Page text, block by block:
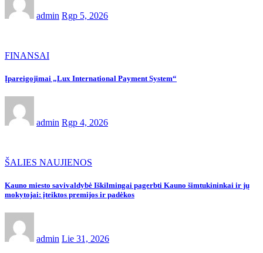
admin Rgp 5, 2026
FINANSAI
Įpareigojimai „Lux International Payment System“
admin Rgp 4, 2026
ŠALIES NAUJIENOS
Kauno miesto savivaldybė Iškilmingai pagerbti Kauno šimtukininkai ir jų
mokytojai: įteiktos premijos ir padėkos
admin Lie 31, 2026